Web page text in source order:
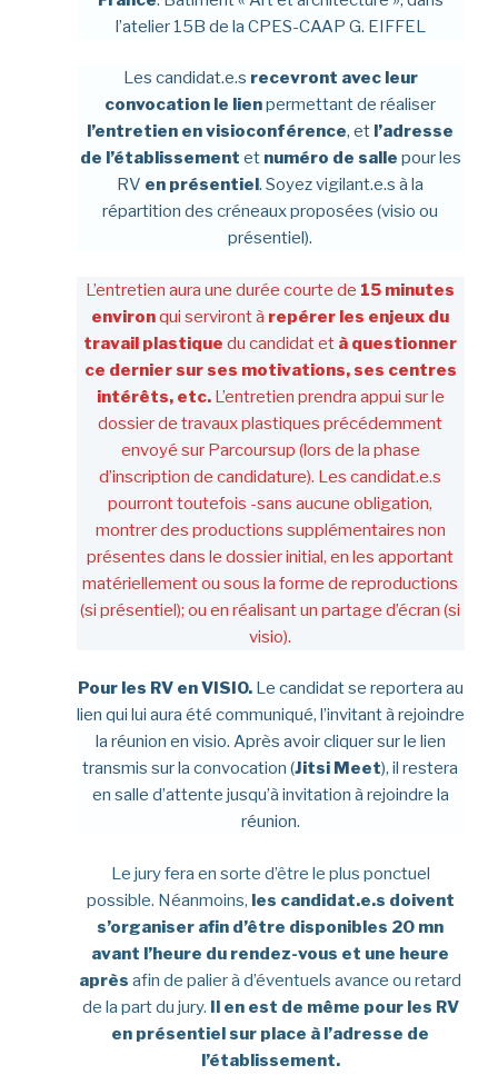
l’atelier 15B de la CPES-CAAP G. EIFFEL
Les candidat.e.s recevront avec leur
convocation le lienpermettant de réaliser
l’entretien en visioconférence, et l’adresse
de l’établissement et numéro de salle pour les
RV en présentiel. Soyez vigilant.e.s à la
répartition des créneaux proposées (visio ou
présentiel).
L’entretien aura une durée courte de 15 minutes
environqui serviront à repérer les enjeux du
travail plastique du candidat et à questionner
ce dernier sur ses motivations, ses centres
intérêts, etc.L’entretien prendra appui sur le
dossier de travaux plastiques précédemment
envoyé sur Parcoursup (lors de la phase
d’inscription de candidature). Les candidat.e.s
pourront toutefois -sans aucune obligation,
montrer des productions supplémentaires non
présentes dans le dossier initial, en les apportant
matériellement ou sous la forme de reproductions
(si présentiel); ou en réalisant un partage d’écran (si
visio).
Pour les RV en VISIO. Le candidat se reportera au
lien qui lui aura été communiqué, l’invitant à rejoindre
la réunion en visio. Après avoir cliquer sur le lien
transmis sur la convocation (Jitsi Meet), il restera
en salle d’attente jusqu’à invitation à rejoindre la
réunion.
Le jury fera en sorte d’être le plus ponctuel
possible. Néanmoins, les candidat.e.s doivent
s’organiser afin d’être disponibles 20 mn
avant l’heure du rendez-vous et une heure
après afin de palier à d’éventuels avance ou retard
de la part du jury. Il en est de même pour les RV
en présentielsur place à l’adresse de
l’établissement.